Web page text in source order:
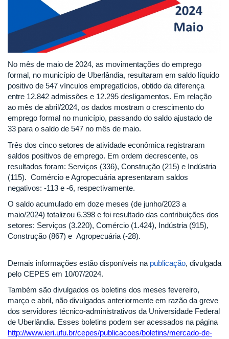
No mês de maio de 2024, as movimentações do emprego
formal, no município de Uberlândia, resultaram em saldo líquido
positivo de 547 vínculos empregatícios, obtido da diferença
entre 12.842 admissões e 12.295 desligamentos. Em relação
ao mês de abril/2024, os dados mostram o crescimento do
emprego formal no município, passando do saldo ajustado de
33 para o saldo de 547 no mês de maio.
Três dos cinco setores de atividade econômica registraram
saldos positivos de emprego. Em ordem decrescente, os
resultados foram: Serviços (336), Construção (215) e Indústria
(115). Comércio e Agropecuária apresentaram saldos
negativos: -113 e -6, respectivamente.
O saldo acumulado em doze meses (de junho/2023 a
maio/2024) totalizou 6.398 e foi resultado das contribuições dos
setores: Serviços (3.220), Comércio (1.424), Indústria (915),
Construção (867) e Agropecuária (-28).
Demais informações estão disponíveis na publicação, divulgada
pelo CEPES em 10/07/2024.
Também são divulgados os boletins dos meses fevereiro,
março e abril, não divulgados anteriormente em razão da greve
dos servidores técnico-administrativos da Universidade Federal
de Uberlândia. Esses boletins podem ser acessados na página
http://www.ieri.ufu.br/cepes/publicacoes/boletins/mercado-de-